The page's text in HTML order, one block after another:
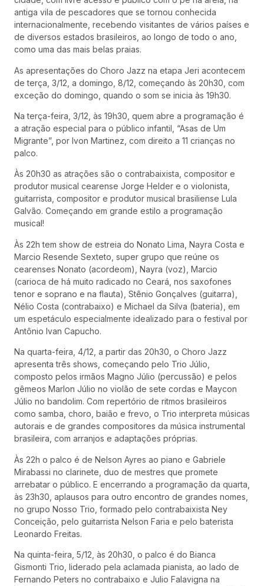
antiga vila de pescadores que se tornou conhecida
internacionalmente, recebendo visitantes de vários países e
de diversos estados brasileiros, ao longo de todo o ano,
como uma das mais belas praias.
As apresentações do Choro Jazz na etapa Jeri acontecem
de terça, 3/12, a domingo, 8/12, começando às 20h30, com
exceção do domingo, quando o som se inicia às 19h30.
Na terça-feira, 3/12, às 19h30, quem abre a programação é
a atração especial para o público infantil, “Asas de Um
Migrante”, por Ivon Martinez, com direito a 11 crianças no
palco.
Às 20h30 as atrações são o contrabaixista, compositor e
produtor musical cearense Jorge Helder e o violonista,
guitarrista, compositor e produtor musical brasiliense Lula
Galvão. Começando em grande estilo a programação
musical!
Às 22h tem show de estreia do Nonato Lima, Nayra Costa e
Marcio Resende Sexteto, super grupo que reúne os
cearenses Nonato (acordeom), Nayra (voz), Marcio
(carioca de há muito radicado no Ceará, nos saxofones
tenor e soprano e na flauta), Stênio Gonçalves (guitarra),
Nélio Costa (contrabaixo) e Michael da Silva (bateria), em
um espetáculo especialmente idealizado para o festival por
Antônio Ivan Capucho.
Na quarta-feira, 4/12, a partir das 20h30, o Choro Jazz
apresenta três shows, começando pelo Trio Júlio,
composto pelos irmãos Magno Júlio (percussão) e pelos
gêmeos Marlon Júlio no violão de sete cordas e Maycon
Júlio no bandolim. Com repertório de ritmos brasileiros
como samba, choro, baião e frevo, o Trio interpreta músicas
autorais e de grandes compositores da música instrumental
brasileira, com arranjos e adaptações próprias.
Às 22h o palco é de Nelson Ayres ao piano e Gabriele
Mirabassi no clarinete, duo de mestres que promete
arrebatar o público. E encerrando a programação da quarta,
às 23h30, aplausos para outro encontro de grandes nomes,
no grupo Nosso Trio, formado pelo contrabaixista Ney
Conceição, pelo guitarrista Nelson Faria e pelo baterista
Leonardo Freitas.
Na quinta-feira, 5/12, às 20h30, o palco é do Bianca
Gismonti Trio, liderado pela aclamada pianista, ao lado de
Fernando Peters no contrabaixo e Julio Falavigna na